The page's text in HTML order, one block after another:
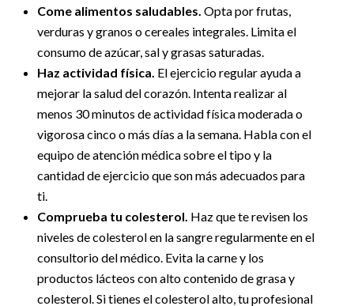
Come alimentos saludables. Opta por frutas,
verduras y granos o cereales integrales. Limita el
consumo de azúcar, sal y grasas saturadas.
Haz actividad física. El ejercicio regular ayuda a
mejorar la salud del corazón. Intenta realizar al
menos 30 minutos de actividad física moderada o
vigorosa cinco o más días a la semana. Habla con el
equipo de atención médica sobre el tipo y la
cantidad de ejercicio que son más adecuados para
ti.
Comprueba tu colesterol. Haz que te revisen los
niveles de colesterol en la sangre regularmente en el
consultorio del médico. Evita la carne y los
productos lácteos con alto contenido de grasa y
colesterol. Si tienes el colesterol alto, tu profesional